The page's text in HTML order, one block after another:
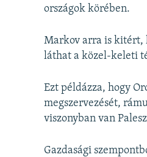
országok körében.
Markov arra is kitért,
láthat a közel-keleti
Ezt példázza, hogy
megszervezését,
viszonyban van
Gazdasági